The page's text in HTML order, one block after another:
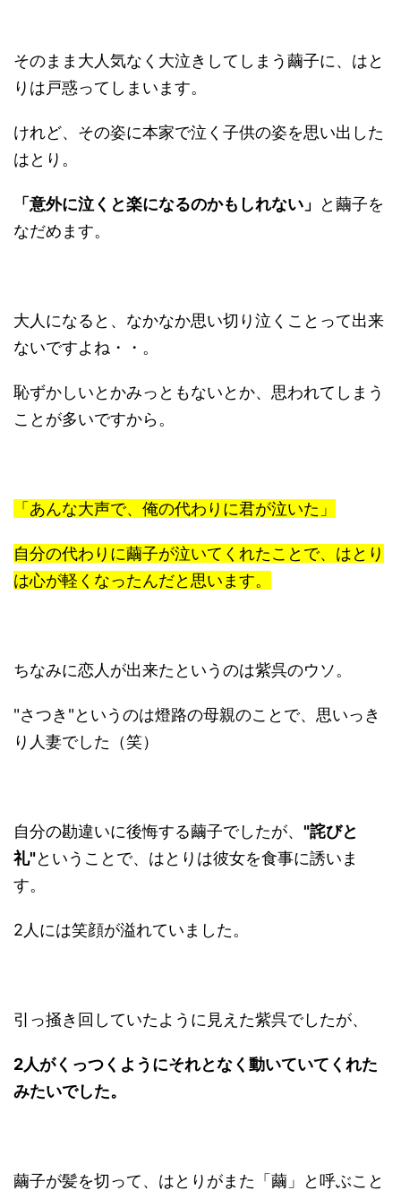
そのまま大人気なく大泣きしてしまう繭子に、はと
りは戸惑ってしまいます。
けれど、その姿に本家で泣く子供の姿を思い出した
はとり。
「意外に泣くと楽になるのかもしれない」
と繭子を
なだめます。
大人になると、なかなか思い切り泣くことって出来
ないですよね・・。
恥ずかしいとかみっともないとか、思われてしまう
ことが多いですから。
「あんな大声で、俺の代わりに君が泣いた」
自分の代わりに繭子が泣いてくれたことで、はとり
は心が軽くなったんだと思います。
ちなみに恋人が出来たというのは紫呉のウソ。
"さつき"というのは燈路の母親のことで、思いっき
り人妻でした（笑）
自分の勘違いに後悔する繭子でしたが、 "詫びと
礼"ということで、はとりは彼女を食事に誘いま
す。
2人には笑顔が溢れていました。
引っ掻き回していたように見えた紫呉でしたが、
2人がくっつくようにそれとなく動いていてくれた
みたいでした。
繭子が髪を切って、はとりがまた「繭」と呼ぶこと